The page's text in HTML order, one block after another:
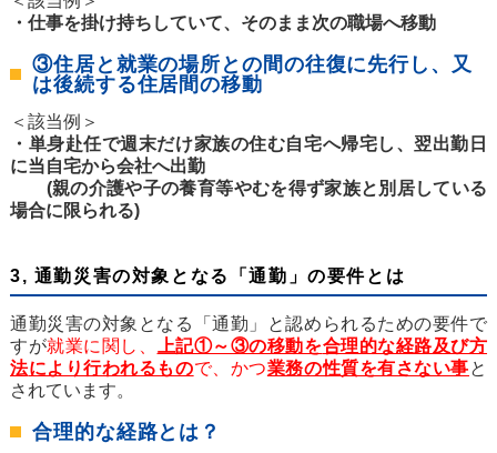
・仕事を掛け持ちしていて、そのまま次の職場へ移動
③住居と就業の場所との間の往復に先行し、又
は後続する住居間の移動
＜該当例＞
・単身赴任で週末だけ家族の住む自宅へ帰宅し、翌出勤日
に当自宅から会社へ出勤
(親の介護や子の養育等やむを得ず家族と別居している
場合に限られる)
3, 通勤災害の対象となる「通勤」の要件とは
通勤災害の対象となる「通勤」と認められるための要件で
すが就業に関し、 上記①～③の移動を合理的な経路及び方
法により行われるもので、かつ業務の性質を有さない事と
されています。
合理的な経路とは？